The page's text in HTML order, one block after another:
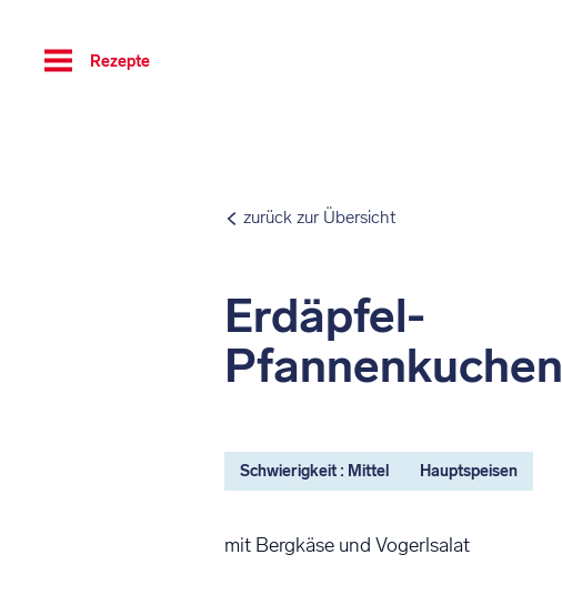
Toggle
navigation
Rezepte
zurück zur Übersicht
Erdäpfel-
Pfannenkuchen
Schwierigkeit : Mittel Hauptspeisen
mit Bergkäse und Vogerlsalat